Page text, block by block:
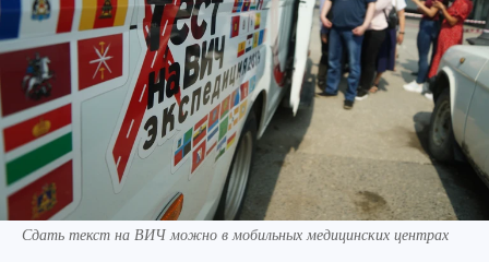
Сдать текст на ВИЧ можно в мобильных медицинских центрах